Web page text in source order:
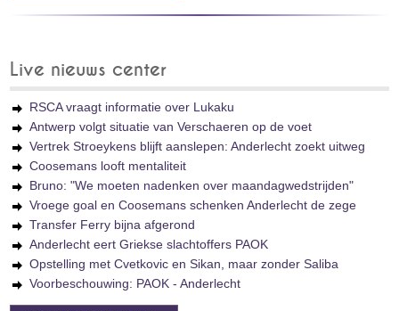
Live nieuws center
RSCA vraagt informatie over Lukaku
Antwerp volgt situatie van Verschaeren op de voet
Vertrek Stroeykens blijft aanslepen: Anderlecht zoekt uitweg
Coosemans looft mentaliteit
Bruno: "We moeten nadenken over maandagwedstrijden"
Vroege goal en Coosemans schenken Anderlecht de zege
Transfer Ferry bijna afgerond
Anderlecht eert Griekse slachtoffers PAOK
Opstelling met Cvetkovic en Sikan, maar zonder Saliba
Voorbeschouwing: PAOK - Anderlecht